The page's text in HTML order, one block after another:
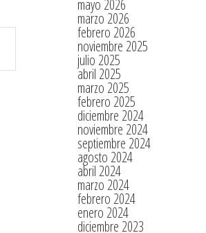
mayo 2026
marzo 2026
febrero 2026
noviembre 2025
julio 2025
abril 2025
marzo 2025
febrero 2025
diciembre 2024
noviembre 2024
septiembre 2024
agosto 2024
abril 2024
marzo 2024
febrero 2024
enero 2024
diciembre 2023